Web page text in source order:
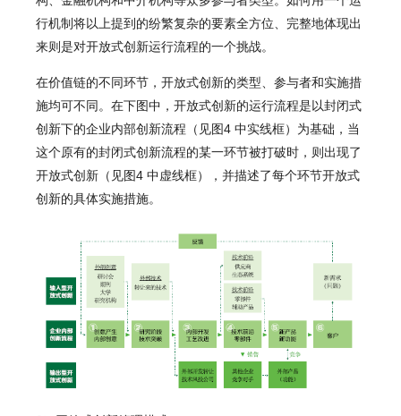
行机制将以上提到的纷繁复杂的要素全方位、完整地体现出
来则是对开放式创新运行流程的一个挑战。
在价值链的不同环节，开放式创新的类型、参与者和实施措
施均可不同。在下图中，开放式创新的运行流程是以封闭式
创新下的企业内部创新流程（见图4 中实线框）为基础，当
这个原有的封闭式创新流程的某一环节被打破时，则出现了
开放式创新（见图4 中虚线框），并描述了每个环节开放式
创新的具体实施措施。